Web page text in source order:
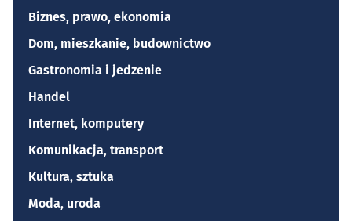
Biznes, prawo, ekonomia
Dom, mieszkanie, budownictwo
Gastronomia i jedzenie
Handel
Internet, komputery
Komunikacja, transport
Kultura, sztuka
Moda, uroda